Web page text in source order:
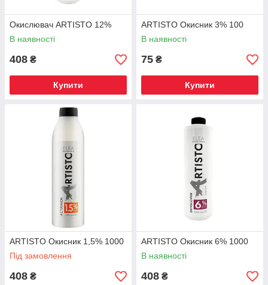
Окислювач ARTISTO 12%
В наявності
408 ₴
Купити
ARTISTO Окисник 3% 100
В наявності
75 ₴
Купити
ARTISTO Окисник 1,5% 1000
Під замовлення
408 ₴
ARTISTO Окисник 6% 1000
В наявності
408 ₴